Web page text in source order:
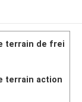
terrain de frei
terrain action